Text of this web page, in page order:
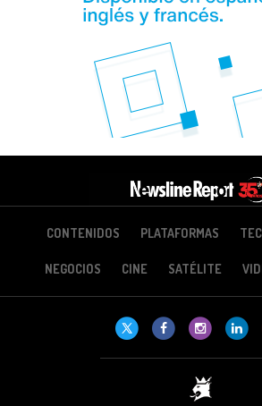
CONTENIDOS PLATAFORMAS
NEGOCIOS CINE SATÉLITE